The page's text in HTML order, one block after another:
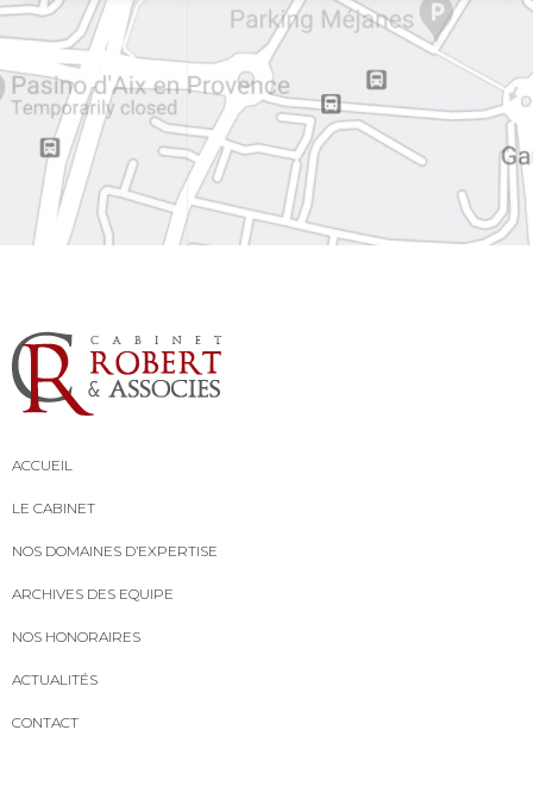
ACCUEIL
LE CABINET
NOS DOMAINES D’EXPERTISE
ARCHIVES DES EQUIPE
NOS HONORAIRES
ACTUALITÉS
CONTACT